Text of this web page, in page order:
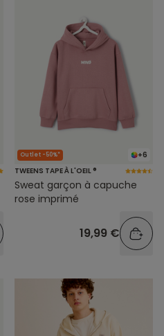
+6
Outlet -50%*
TWEENS TAPE À L'OEIL ®
Sweat garçon à capuche
rose imprimé
19,99 €